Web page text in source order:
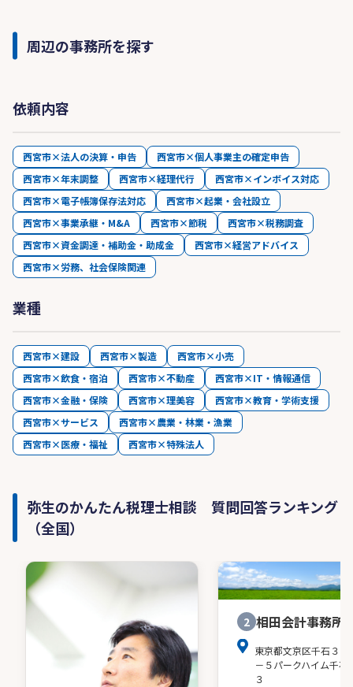
周辺の事務所を探す
依頼内容
西宮市×法人の決算・申告
西宮市×個人事業主の確定申告
西宮市×年末調整
西宮市×経理代行
西宮市×インボイス対応
西宮市×電子帳簿保存法対応
西宮市×起業・会社設立
西宮市×事業承継・M&A
西宮市×節税
西宮市×税務調査
西宮市×資金調達・補助金・助成金
西宮市×経営アドバイス
西宮市×労務、社会保険関連
業種
西宮市×建設 西宮市×製造
西宮市×小売
西宮市×飲食・宿泊
西宮市×不動産
西宮市×IT・情報通信
西宮市×金融・保険
西宮市×理美容
西宮市×教育・学術支援
西宮市×サービス
西宮市×農業・林業・漁業
西宮市×医療・福祉
西宮市×特殊法人
弥生のかんたん税理士相談 質問回答ランキング
（全国）
2 相田会計事務所
東京都文京区千石３－
－５パークハイム千石
３